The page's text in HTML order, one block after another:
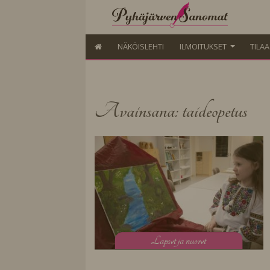
NÄKÖISLEHTI ILMOITUKSET
Avainsana: taideopetus
Lapset ja nuoret